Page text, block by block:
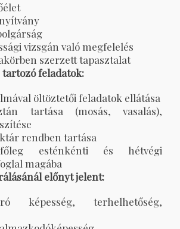
vizsgán való megfelelés
szerzett tapasztalat
feladatok:
öltöztetői feladatok ellátása
tartása (mosás, vasalás),
rendben tartása
esténkénti és hétvégi
magába
előnyt jelent:
képesség, terhelhetőség,